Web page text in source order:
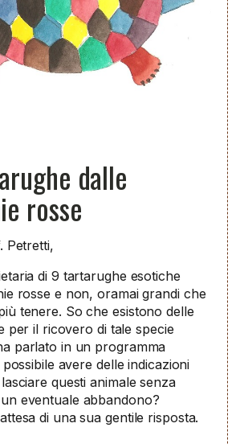
dalle
rosse
Petretti,
di 9 tartarughe esotiche
rosse e non, oramai grandi che
tenere. So che esistono delle
per il ricovero di tale specie
parlato in un programma
avere delle indicazioni
questi animale senza
eventuale abbandono?
di una sua gentile risposta.